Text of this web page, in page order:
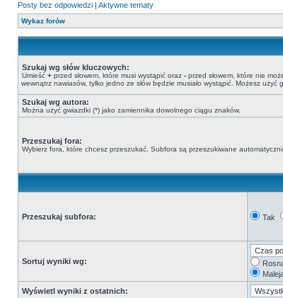
Posty bez odpowiedzi | Aktywne tematy
Wykaz forów
Szukaj wg słów kluczowych:
Umieść + przed słowem, które musi wystąpić oraz - przed słowem, które nie
wewnątrz nawiasów, tylko jedno ze słów będzie musiało wystąpić. Możesz
Szukaj wg autora:
Można użyć gwiazdki (*) jako zamiennika dowolnego ciągu znaków.
Przeszukaj fora:
Wybierz fora, które chcesz przeszukać. Subfora są przeszukiwane
Przeszukaj subfora: Tak
Sortuj wyniki wg:
Wyświetl wyniki z ostatnich: